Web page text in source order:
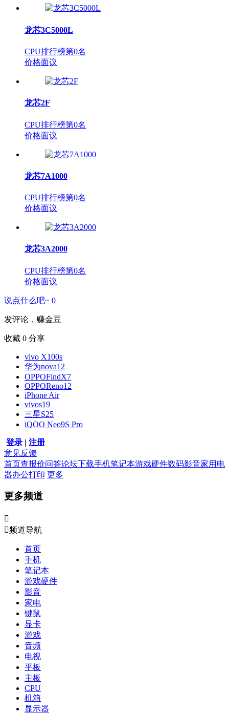
龙芯3C5000L
CPU排行榜第0名
价格面议
龙芯2F
CPU排行榜第0名
价格面议
龙芯7A1000
CPU排行榜第0名
价格面议
龙芯3A2000
CPU排行榜第0名
价格面议
说点什么吧~ 0
发评论，赚金豆
收藏 0 分享
vivo X100s
华为nova12
OPPOFindX7
OPPOReno12
iPhone Air
vivos19
三星S25
iQOO Neo9S Pro
登录 | 注册
意见反馈
首页查报价问答论坛下载手机笔记本游戏硬件数码影音家用电
器办公打印 更多
更多频道

频道导航
首页
手机
笔记本
游戏硬件
影音
家电
键鼠
显卡
游戏
音频
电视
平板
主板
CPU
机箱
显示器